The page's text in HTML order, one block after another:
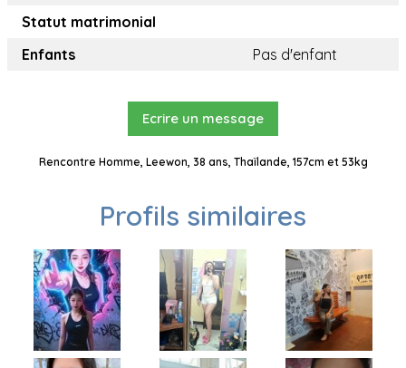
Statut matrimonial
Enfants
Pas d'enfant
Ecrire un message
Rencontre Homme, Leewon, 38 ans, Thaïlande, 157cm et 53kg
Profils similaires